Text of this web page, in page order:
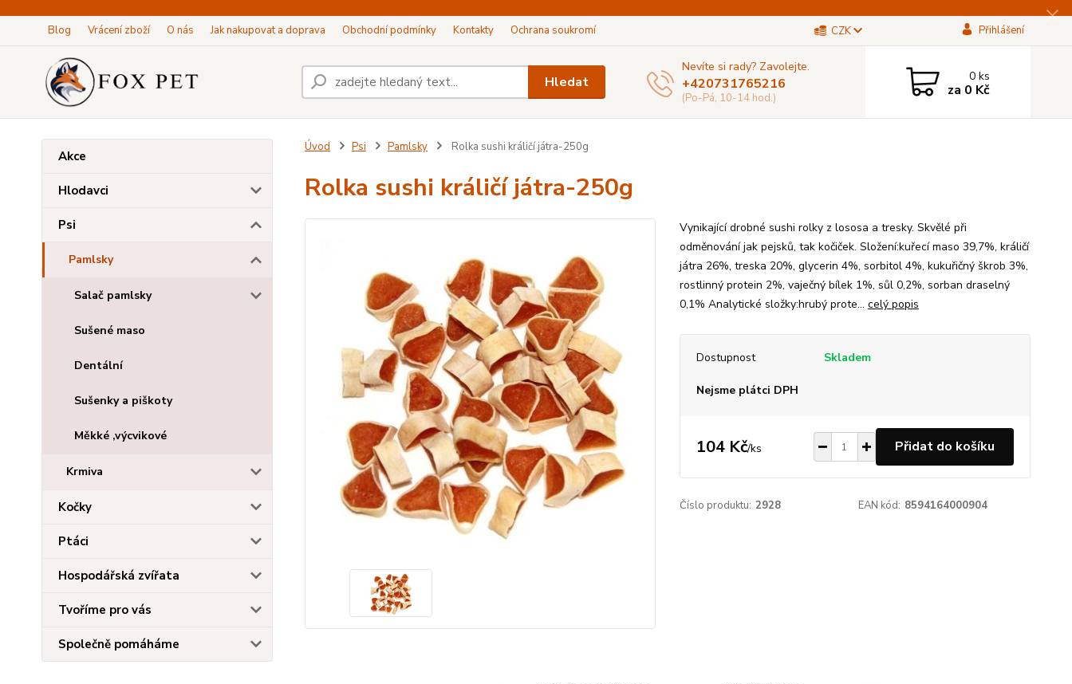
Blog Vrácení zboží O nás Jak nakupovat a doprava Obchodní podmínky Kontakty Ochrana soukromí CZK Přihlášení
Hledat
Nevíte si rady? Zavolejte.
+420731765216
(Po-Pá, 10-14 hod.)
0ks
za 0 Kč
Akce
Hlodavci
Psi
Pamlsky
Salač pamlsky
Sušené maso
Dentální
Sušenky a piškoty
Měkké ,výcvikové
Krmiva
Kočky
Ptáci
Hospodářská zvířata
Tvoříme pro vás
Společně pomáháme
Úvod Psi Pamlsky Rolka sushi králičí játra-250g
Rolka sushi králičí játra-250g
Vynikající drobné sushi rolky z lososa a tresky. Skvělé při
odměnování jak pejsků, tak kočiček. Složení:kuřecí maso 39,7%, králičí
játra 26%, treska 20%, glycerin 4%, sorbitol 4%, kukuřičný škrob 3%,
rostlinný protein 2%, vaječný bílek 1%, sůl 0,2%, sorban draselný
0,1% Analytické složky:hrubý prote... celý popis
Dostupnost Skladem
Nejsme plátci DPH
104 Kč/ks Přidat do košíku
Číslo produktu: 2928 EAN kód: 8594164000904